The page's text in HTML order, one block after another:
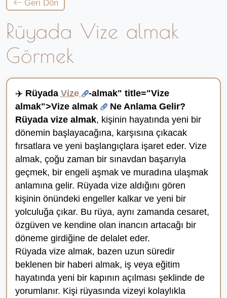
Geri Dön
Rüyada Vize almak
Görmek
✈️ Rüyada Vize
-almak" title="Vize
almak">Vize almak
Ne Anlama Gelir?
Rüyada vize almak, kişinin hayatında yeni bir
dönemin başlayacağına, karşısına çıkacak
fırsatlara ve yeni başlangıçlara işaret eder. Vize
almak, çoğu zaman bir sınavdan başarıyla
geçmek, bir engeli aşmak ve muradına ulaşmak
anlamına gelir. Rüyada vize aldığını gören
kişinin önündeki engeller kalkar ve yeni bir
yolculuğa çıkar. Bu rüya, aynı zamanda cesaret,
özgüven ve kendine olan inancın artacağı bir
döneme girdiğine de delalet eder.
Rüyada vize almak, bazen uzun süredir
beklenen bir haberi almak, iş veya eğitim
hayatında yeni bir kapının açılması şeklinde de
yorumlanır. Kişi rüyasında vizeyi kolaylıkla